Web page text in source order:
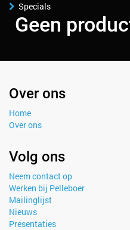
Specials
Geen
Over ons
Home
Over ons
Volg ons
Neem contact op
Werken bij Pelleboer
Mailinglijst
Nieuws
Presentaties